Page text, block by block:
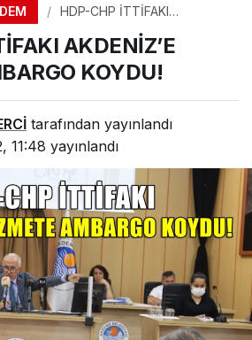
HDP-CHP İTTİFAKI
AMBARGO KOYDU!
AKDENİZ’E
KOYDU!
tarafından yayınlandı
11:48 yayınlandı